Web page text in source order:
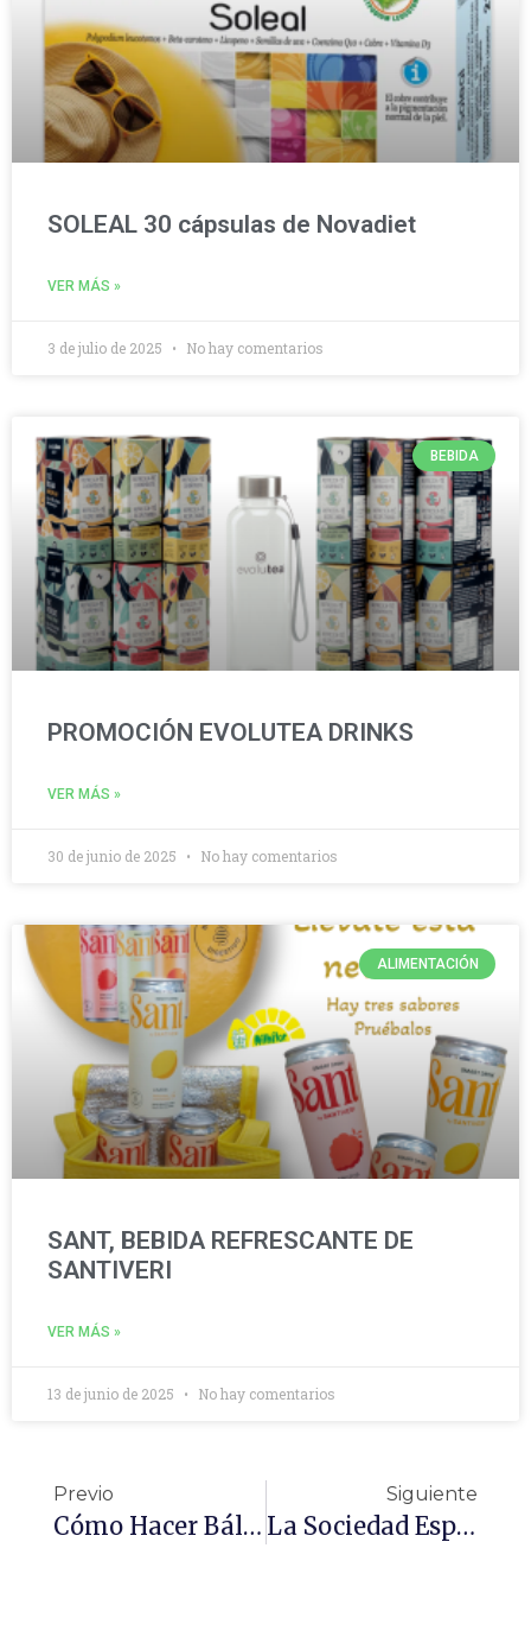
SOLEAL 30 cápsulas de Novadiet
VER MÁS »
3 de julio de 2025 No hay comentarios
BEBIDA
PROMOCIÓN EVOLUTEA DRINKS
VER MÁS »
30 de junio de 2025 No hay comentarios
ALIMENTACIÓN
SANT, BEBIDA REFRESCANTE DE
SANTIVERI
VER MÁS »
13 de junio de 2025 No hay comentarios
Previo
Cómo Hacer Bálsamo Casero Para Aliviar La Tos Y La Congestión
Siguiente
La Sociedad Española De Arteriosclerosis (SEA) Pone En Valor Nuevas Evidencias Científicas Sobre La Relación Entre Estilo De Vida Y Riesgo Cardiovascular